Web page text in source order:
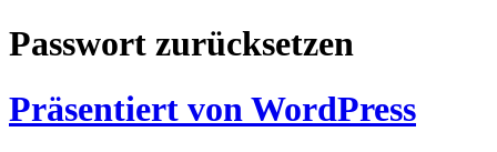
Passwort zurücksetzen
Präsentiert von WordPress